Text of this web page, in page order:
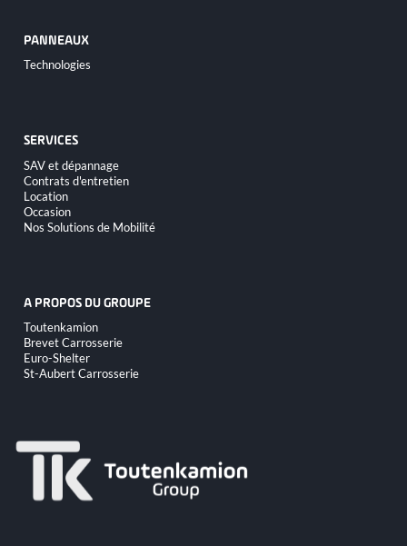
PANNEAUX
Aller
au
Technologies
SERVICES
Aller
au
contenu
SAV et dépannage
Contrats d'entretien
Location
Occasion
Nos Solutions de Mobilité
A PROPOS DU GROUPE
Aller
au
contenu
Toutenkamion
Brevet Carrosserie
Euro-Shelter
St-Aubert Carrosserie